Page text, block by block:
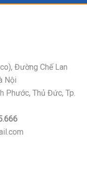
Đường Chế Lan
Nội
Phước, Thủ Đức, Tp.